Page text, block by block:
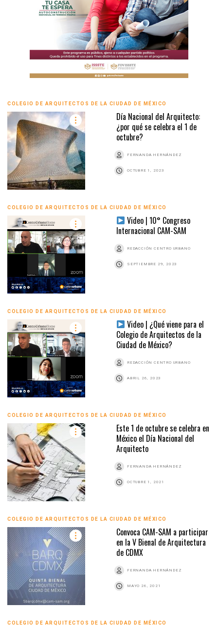
COLEGIO DE ARQUITECTOS DE LA CIUDAD DE MÉXICO
Día Nacional del Arquitecto:
¿por qué se celebra el 1 de
octubre?
FERNANDA HERNÁNDEZ
OCTUBRE 1, 2023
COLEGIO DE ARQUITECTOS DE LA CIUDAD DE MÉXICO
Video | 10° Congreso
Internacional CAM-SAM
REDACCIÓN CENTRO URBANO
SEPTIEMBRE 29, 2023
COLEGIO DE ARQUITECTOS DE LA CIUDAD DE MÉXICO
Video | ¿Qué viene para el
Colegio de Arquitectos de la
Ciudad de México?
REDACCIÓN CENTRO URBANO
ABRIL 26, 2023
COLEGIO DE ARQUITECTOS DE LA CIUDAD DE MÉXICO
Este 1 de octubre se celebra en
México el Día Nacional del
Arquitecto
FERNANDA HERNÁNDEZ
OCTUBRE 1, 2021
COLEGIO DE ARQUITECTOS DE LA CIUDAD DE MÉXICO
Convoca CAM-SAM a participar
en la V Bienal de Arquitectura
de CDMX
FERNANDA HERNÁNDEZ
MAYO 26, 2021
COLEGIO DE ARQUITECTOS DE LA CIUDAD DE MÉXICO